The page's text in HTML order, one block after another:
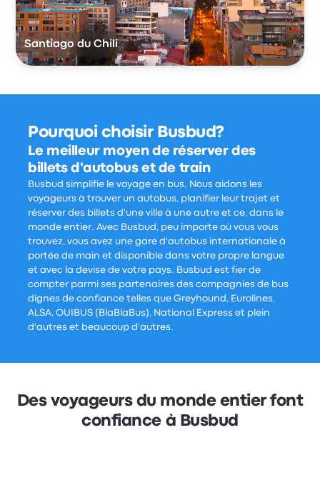
Santiago du Chili
Pourquoi choisir Busbud?
Le meilleur moyen de réserver des
billets d'autobus et de train
Busbud simplifie le voyage en bus. Nous aidons les
voyageurs à trouver un autobus, planifier leur trajet et
réserver des billets d'une ville à une autre et ce, dans le
monde entier. Avec Busbud, peu importe où vous vous
trouvez, vous avez une gare d'autobus internationale à
portée de main et disponible dans votre propre langue
et avec la devise de votre pays. Busbud est fier de
compter parmi ses partenaires des compagnies de bus
dignes de confiance telles que Greyhound, Eurolines,
ALSA, OUIBUS (BlaBlaBus), National Express et plein
d'autres et beaucoup d'autres.
Des voyageurs du monde entier font
confiance à Busbud